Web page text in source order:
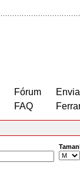
Fórum
FAQ